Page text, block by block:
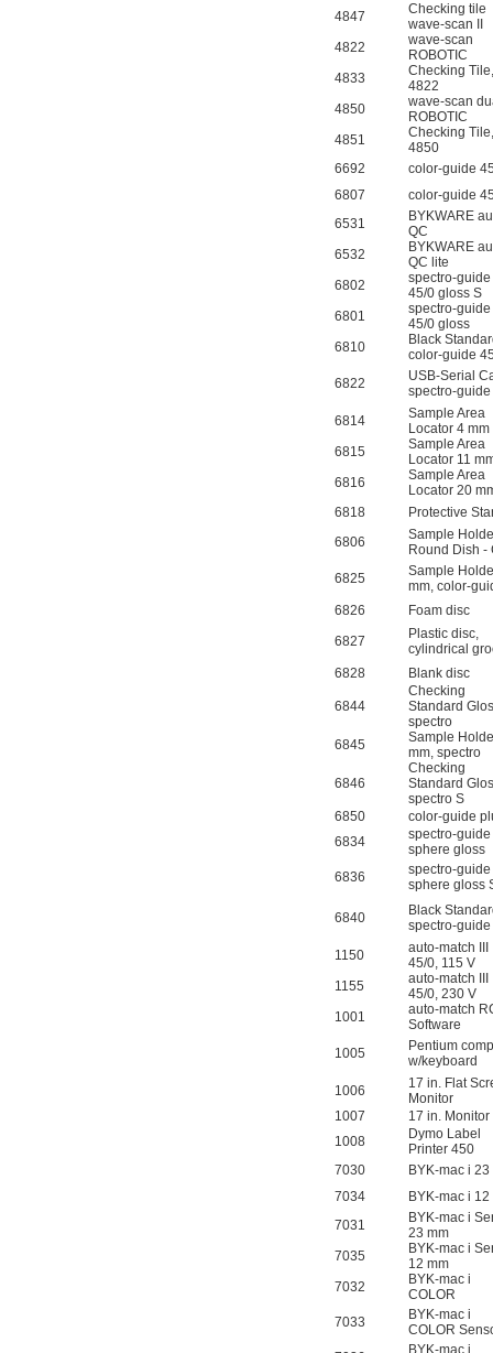
4847
Checking tile
wave-scan II
4822
wave-scan
ROBOTIC
4833
Checking
4822
4850
wave-scan
ROBOTIC
4851
Checking
4850
6692
color-guide
6807
color-guide
6531
BYKWARE
QC
6532
BYKWARE
QC lite
6802
spectro-guide
45/0 gloss S
6801
spectro-guide
45/0 gloss
6810
Black
color-guide
6822
USB-Serial
spectro-guide
6814
Sample Area
Locator 4 mm
6815
Sample Area
Locator 11
6816
Sample Area
Locator 20
6818
Protective
6806
Sample
Round Dish -
6825
Sample
mm, color-
6826
Foam disc
6827
Plastic disc,
cylindrical
6828
Blank disc
6844
Checking
Standard
spectro
6845
Sample
mm, spectro
6846
Checking
Standard
spectro S
6850
color-guide
6834
spectro-guide
sphere gloss
6836
spectro-guide
sphere gloss
6840
Black
spectro-guide
1150
auto-match III
45/0, 115 V
1155
auto-match III
45/0, 230 V
1001
auto-match
Software
1005
Pentium
w/keyboard
1006
17 in. Flat
Monitor
1007
17 in. Monitor
1008
Dymo Label
Printer 450
7030
BYK-mac i
7034
BYK-mac i
7031
BYK-mac i
23 mm
7035
BYK-mac i
12 mm
7032
BYK-mac i
COLOR
7033
BYK-mac i
COLOR
BYK-mac i